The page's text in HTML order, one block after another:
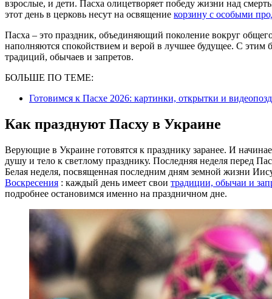
взрослые, и дети. Пасха олицетворяет победу жизни над
этот день в церковь несут на освящение корзину с особыми
Пасха – это праздник, объединяющий поколение вокруг
наполняются спокойствием и верой в лучшее будущее. С этим
традиций, обычаев и запретов.
БОЛЬШЕ ПО ТЕМЕ:
Готовимся к Пасхе 2026: картинки, открытки и
Как празднуют Пасху в Украине
Верующие в Украине готовятся к празднику заранее. И
душу и тело к светлому празднику. Последняя неделя перед
Белая неделя, посвященная последним дням земной жизни
Воскресения : каждый день имеет свои традиции, обычаи и
подробнее остановимся именно на праздничном дне.